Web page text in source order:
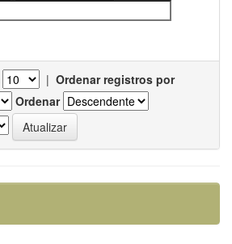
| Ordenar registros por
Ordenar